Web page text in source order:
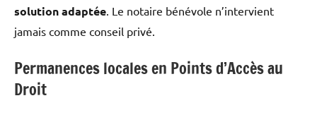
solution adaptée. Le notaire bénévole n’intervient
jamais comme conseil privé.
Permanences locales en Points d’Accès au
Droit